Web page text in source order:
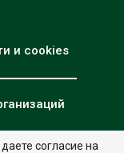
и cookies
согласие на